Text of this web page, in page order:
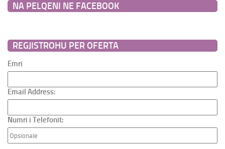
NA PELQENI NE FACEBOOK
REGJISTROHU PER OFERTA
Emri
Email Address:
Numri i Telefonit: